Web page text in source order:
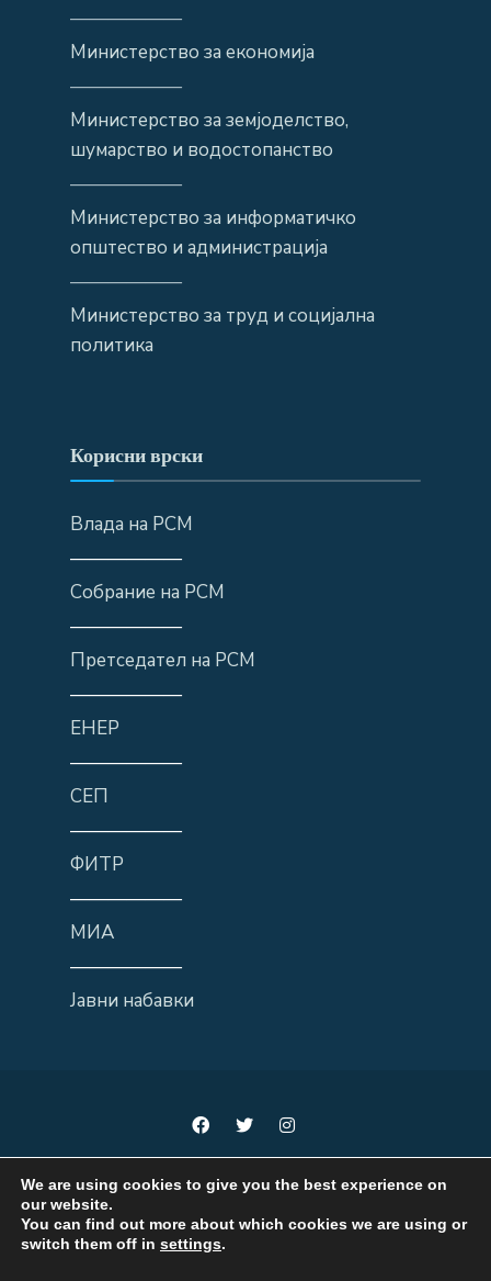
——————
Министерство за економија
——————
Министерство за земјоделство,
шумарство и водостопанство
——————
Министерство за информатичко
општество и администрација
——————
Министерство за труд и социјална
политика
Корисни врски
Влада на РСМ
——————
Собрание на РСМ
——————
Претседател на РСМ
——————
ЕНЕР
——————
СЕП
——————
ФИТР
——————
МИА
——————
Јавни набавки
Мисли локално, делувај регионално, развивај национално
We are using cookies to give you the best experience on
our website.
You can find out more about which cookies we are using or
switch them off in settings.